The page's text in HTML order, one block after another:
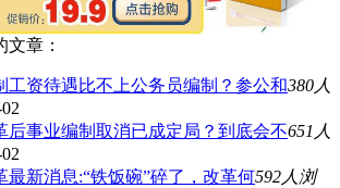
文章：
工资待遇比不上公务员编制？参公和380人
后事业编制取消已成定局？到底会不651人
最新消息:“铁饭碗”碎了，改革何592人浏